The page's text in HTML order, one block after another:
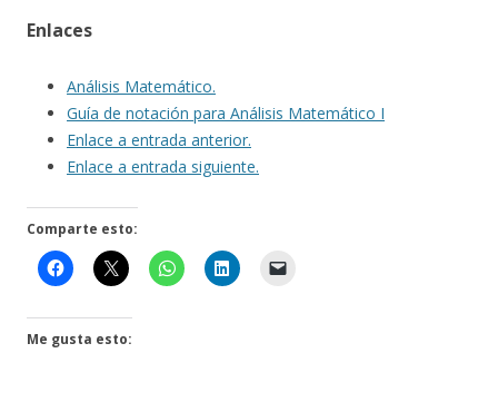
Enlaces
Análisis Matemático.
Guía de notación para Análisis Matemático I
Enlace a entrada anterior.
Enlace a entrada siguiente.
Comparte esto:
Me gusta esto: